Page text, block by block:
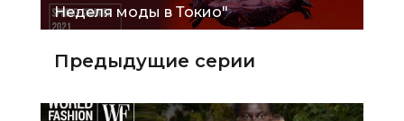
Неделя моды в Токио"
Предыдущие серии